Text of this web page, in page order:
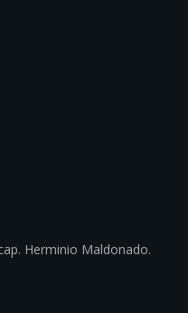
Herminio Maldonado.